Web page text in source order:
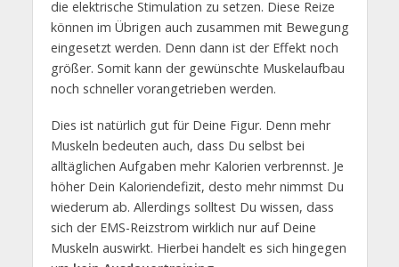
die elektrische Stimulation zu setzen. Diese Reize
können im Übrigen auch zusammen mit Bewegung
eingesetzt werden. Denn dann ist der Effekt noch
größer. Somit kann der gewünschte Muskelaufbau
noch schneller vorangetrieben werden.
Dies ist natürlich gut für Deine Figur. Denn mehr
Muskeln bedeuten auch, dass Du selbst bei
alltäglichen Aufgaben mehr Kalorien verbrennst. Je
höher Dein Kaloriendefizit, desto mehr nimmst Du
wiederum ab. Allerdings solltest Du wissen, dass
sich der EMS-Reizstrom wirklich nur auf Deine
Muskeln auswirkt. Hierbei handelt es sich hingegen